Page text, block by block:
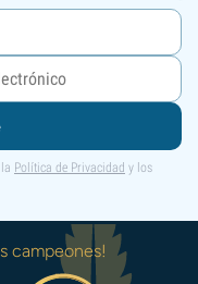
Política de Privacidad y los
campeones!